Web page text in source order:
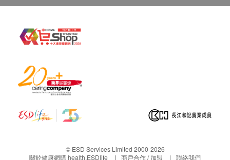
© ESD Services Limited 2000-2026
關於健康網購 health.ESDlife
商戶合作 / 加盟 聯絡我們